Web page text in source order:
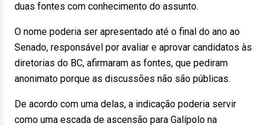
duas fontes com conhecimento do assunto.
O nome poderia ser apresentado até o final do ano ao
Senado, responsável por avaliar e aprovar candidatos às
diretorias do BC, afirmaram as fontes, que pediram
anonimato porque as discussões não são públicas.
De acordo com uma delas, a indicação poderia servir
como uma escada de ascensão para Galípolo na